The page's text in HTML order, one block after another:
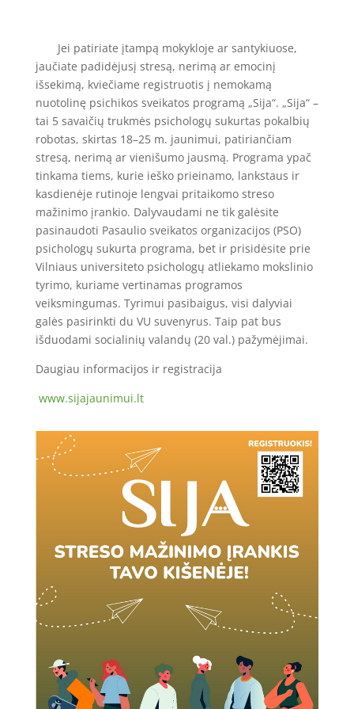
Jei patiriate įtampą mokykloje ar santykiuose,
jaučiate padidėjusį stresą, nerimą ar emocinį
išsekimą, kviečiame registruotis į nemokamą
nuotolinę psichikos sveikatos programą „Sija“. „Sija“ –
tai 5 savaičių trukmės psichologų sukurtas pokalbių
robotas, skirtas 18–25 m. jaunimui, patiriančiam
stresą, nerimą ar vienišumo jausmą. Programa ypač
tinkama tiems, kurie ieško prieinamo, lankstaus ir
kasdienėje rutinoje lengvai pritaikomo streso
mažinimo įrankio. Dalyvaudami ne tik galėsite
pasinaudoti Pasaulio sveikatos organizacijos (PSO)
psichologų sukurta programa, bet ir prisidėsite prie
Vilniaus universiteto psichologų atliekamo mokslinio
tyrimo, kuriame vertinamas programos
veiksmingumas. Tyrimui pasibaigus, visi dalyviai
galės pasirinkti du VU suvenyrus. Taip pat bus
išduodami socialinių valandų (20 val.) pažymėjimai.
Daugiau informacijos ir registracija
www.sijajaunimui.lt